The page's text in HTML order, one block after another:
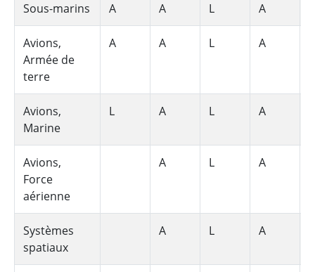
Sous-marins A A L A
Avions,
Armée de
terre
A A L A
Avions,
Marine
L A L A
Avions,
Force
aérienne
A L A
Systèmes
spatiaux
A L A